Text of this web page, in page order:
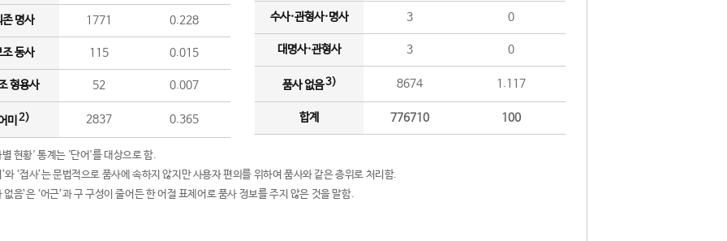
존 명사 1771 0.228
조 동사 115 0.015
형용사 52 0.007
미 2) 2837 0.365
수사·관형사·명사 3 0
대명사·관형사 3 0
품사 없음3) 8674 1.117
합계 776710 100
현황' 통계는 '단어'를 대상으로 함.
와 ‘접사’는 문법적으로 품사에 속하지 않지만 사용자 편의를 위하여 품사와 같은 층위로 처리함.
없음’은 ‘어근’과 구 구성이 줄어든 한 어절 표제어로 품사 정보를 주지 않은 것을 말함.